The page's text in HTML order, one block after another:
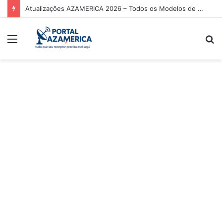
Atualizações AZAMERICA 2026 – Todos os Modelos de Receptores AZAMERICA